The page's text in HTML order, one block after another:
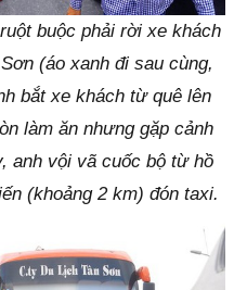
buộc phải rời xe khách
(áo xanh đi sau cùng,
bắt xe khách từ quê lên
làm ăn nhưng gặp cảnh
anh vội vã cuốc bộ từ hồ
(khoảng 2 km) đón taxi.